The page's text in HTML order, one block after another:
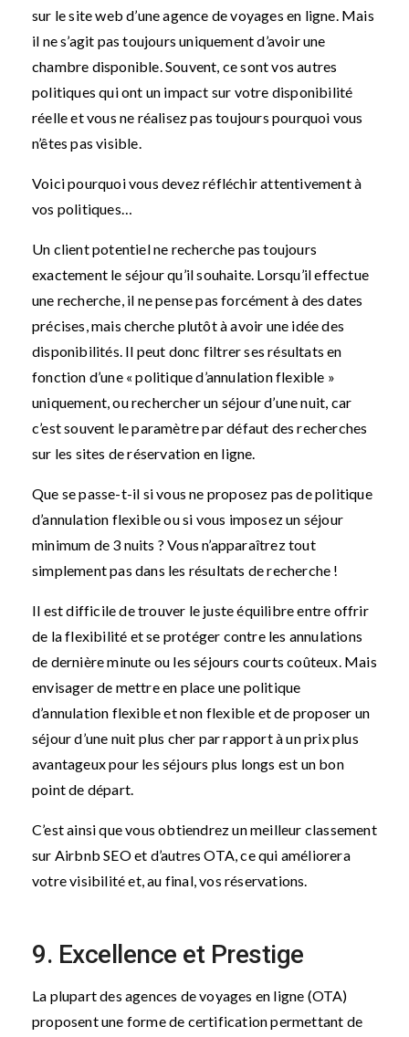
sur le site web d’une agence de voyages en ligne. Mais
il ne s’agit pas toujours uniquement d’avoir une
chambre disponible. Souvent, ce sont vos autres
politiques qui ont un impact sur votre disponibilité
réelle et vous ne réalisez pas toujours pourquoi vous
n’êtes pas visible.
Voici pourquoi vous devez réfléchir attentivement à
vos politiques…
Un client potentiel ne recherche pas toujours
exactement le séjour qu’il souhaite. Lorsqu’il effectue
une recherche, il ne pense pas forcément à des dates
précises, mais cherche plutôt à avoir une idée des
disponibilités. Il peut donc filtrer ses résultats en
fonction d’une « politique d’annulation flexible »
uniquement, ou rechercher un séjour d’une nuit, car
c’est souvent le paramètre par défaut des recherches
sur les sites de réservation en ligne.
Que se passe-t-il si vous ne proposez pas de politique
d’annulation flexible ou si vous imposez un séjour
minimum de 3 nuits ? Vous n’apparaîtrez tout
simplement pas dans les résultats de recherche !
Il est difficile de trouver le juste équilibre entre offrir
de la flexibilité et se protéger contre les annulations
de dernière minute ou les séjours courts coûteux. Mais
envisager de mettre en place une politique
d’annulation flexible et non flexible et de proposer un
séjour d’une nuit plus cher par rapport à un prix plus
avantageux pour les séjours plus longs est un bon
point de départ.
C’est ainsi que vous obtiendrez un meilleur classement
sur Airbnb SEO et d’autres OTA, ce qui améliorera
votre visibilité et, au final, vos réservations.
9. Excellence et Prestige
La plupart des agences de voyages en ligne (OTA)
proposent une forme de certification permettant de